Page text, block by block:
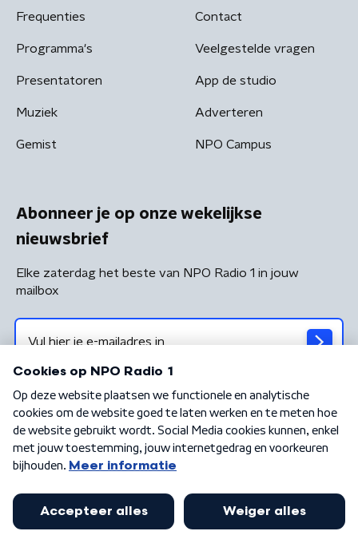
Frequenties
Programma's
Presentatoren
Muziek
Gemist
Contact
Veelgestelde vragen
App de studio
Adverteren
NPO Campus
Abonneer je op onze wekelijkse
nieuwsbrief
Elke zaterdag het beste van NPO Radio 1 in jouw
mailbox
Algemene voorwaarden